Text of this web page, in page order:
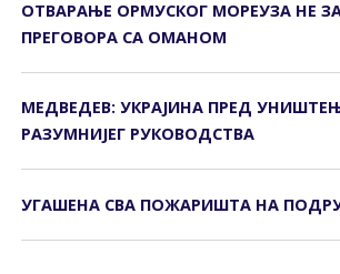
ОТВАРАЊЕ ОРМУСКОГ МОРЕУЗА НЕ
ПРЕГОВОРА СА ОМАНОМ
МЕДВЕДЕВ: УКРАЈИНА ПРЕД
РАЗУМНИЈЕГ РУКОВОДСТВА
УГАШЕНА СВА ПОЖАРИШТА НА